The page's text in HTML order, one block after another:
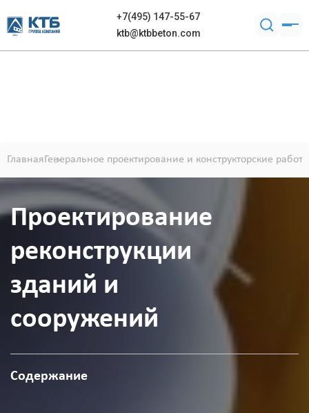
+7(495) 147-55-67
ktb@ktbbeton.com
ГлавнаяГенеральное проектирование и конструкторские
Проектирование
реконструкции
зданий и
сооружений
Содержание